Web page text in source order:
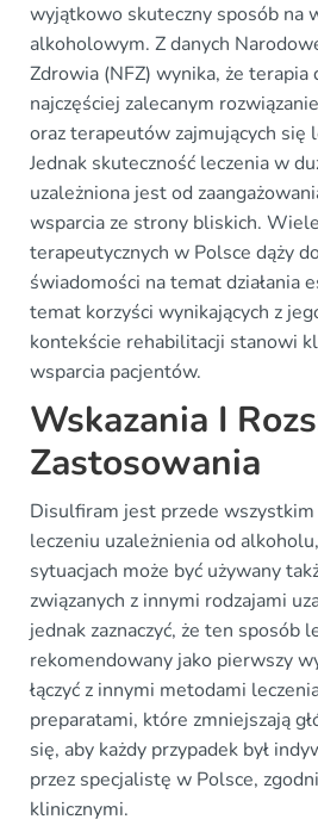
wyjątkowo skuteczny sposób na
alkoholowym. Z danych
Zdrowia (NFZ) wynika, że
najczęściej zalecanym
oraz terapeutów zajmujących się
Jednak skuteczność leczenia w
uzależniona jest od
wsparcia ze strony bliskich.
terapeutycznych w Polsce dąży
świadomości na temat działania
temat korzyści wynikających z
kontekście rehabilitacji stanowi
wsparcia pacjentów.
Wskazania I
Zastosowania
Disulfiram jest przede
leczeniu uzależnienia od
sytuacjach może być używany
związanych z innymi rodzajami
jednak zaznaczyć, że ten sposób
rekomendowany jako pierwszy
łączyć z innymi metodami
preparatami, które zmniejszają
się, aby każdy przypadek był
przez specjalistę w Polsce,
klinicznymi.